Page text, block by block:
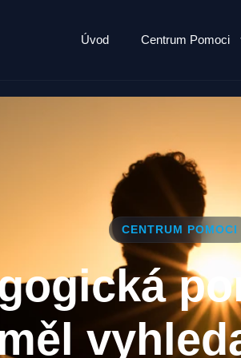
Úvod Centrum Pomoci
CENTRUM POMOCI